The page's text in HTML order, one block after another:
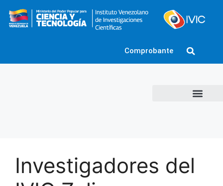
Comprobante
Investigadores del